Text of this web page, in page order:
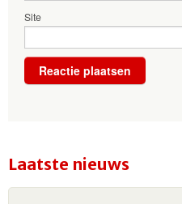
Site
Laatste nieuws